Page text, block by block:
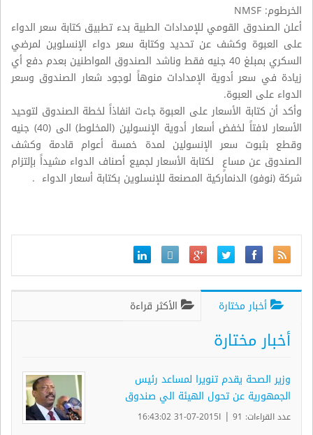
الخرطوم: NMSF
أعلن الصندوق القومي للإمدادات الطبية بدء تطبيق كتابة سعر الدواء
على العبوة وكشف عن تحديد وكتابة سعر دواء الإنسلوين لمرضي
السكري بمبلغ 40 جنيه فقط وناشد الصندوق المواطنين بعدم دفع أي
زيادة في سعر أدوية الإمدادات منوهاً لوجود شعار الصندوق وسعر
الدواء على العبوة.
وأكد أن كتابة الأسعار على العبوة جاءت انفاذاً لخطة الصندوق لتوحيد
الأسعار لافتاً لخفض أسعار أدوية الإنسولين (المخلوط) الى (40) جنيه
وقطع بثبوت سعر الإنسولين لمدة خمسة أعوام قادمة وكشف
الصندوق عن مساعٍ لكتابة الأسعار لجميع أصناف الدواء مشيداً بإلتزام
شركة (نوفو) الدنماركية المصنعة للإنسلوين بكتابة أسعار الدواء .
أخبار مختارة الأكثر قراءة
أخبار مختارة
وزير الصحة يقدم تنويرا لمساعد رئيس
الجمهورية عن تحول الهيئة الي صندوق
عدد القراءات: 91 | ا2015-07-31 16:43:02